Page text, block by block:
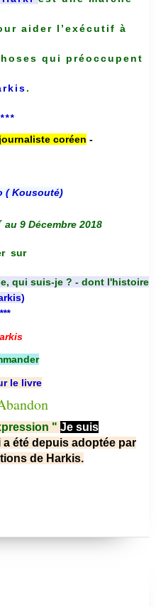
aider l’exécutif à
qui préoccupent
.
coréen -
( Kousouté)
au 9 Décembre 2018
sur
qui suis-je ? - dont l'histoire
)
le livre
" Je suis
a été depuis adoptée par
de Harkis.